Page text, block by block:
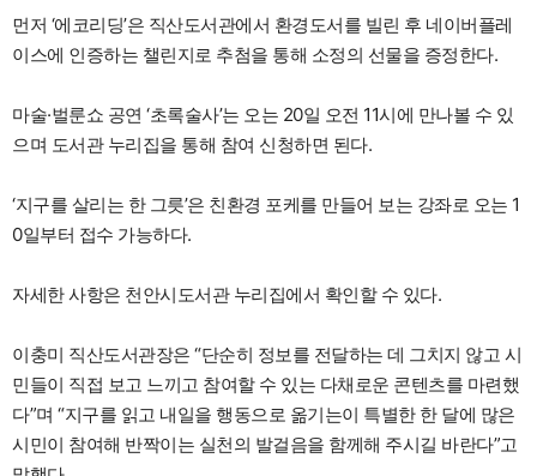
먼저 ‘에코리딩’은 직산도서관에서 환경도서를 빌린 후 네이버플레
이스에 인증하는 챌린지로 추첨을 통해 소정의 선물을 증정한다.
마술·벌룬쇼 공연 ‘초록술사’는 오는 20일 오전 11시에 만나볼 수 있
으며 도서관 누리집을 통해 참여 신청하면 된다.
‘지구를 살리는 한 그릇’은 친환경 포케를 만들어 보는 강좌로 오는 1
0일부터 접수 가능하다.
자세한 사항은 천안시도서관 누리집에서 확인할 수 있다.
이충미 직산도서관장은 “단순히 정보를 전달하는 데 그치지 않고 시
민들이 직접 보고 느끼고 참여할 수 있는 다채로운 콘텐츠를 마련했
다”며 “지구를 읽고 내일을 행동으로 옮기는이 특별한 한 달에 많은
시민이 참여해 반짝이는 실천의 발걸음을 함께해 주시길 바란다”고